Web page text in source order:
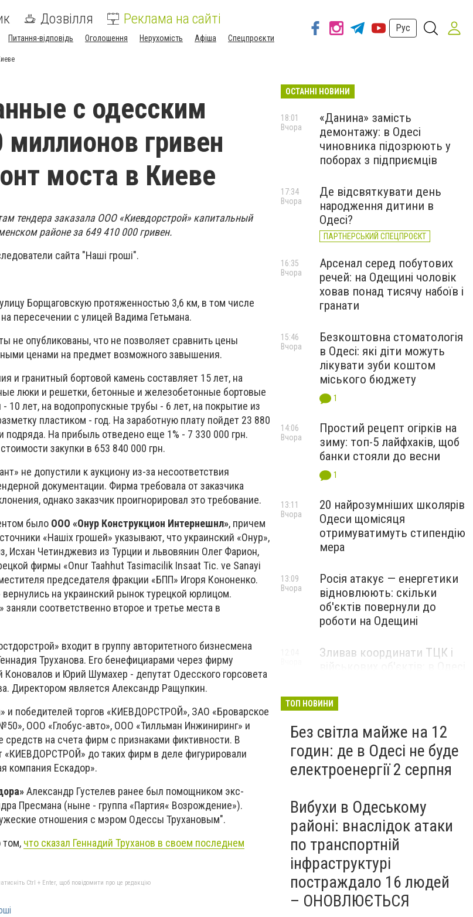
Дозвілля Реклама на сайті
Питання-відповідь Оголошення Нерухомість Афіша Спецпроєкти
Рус
с одесским
гривен
моста в Киеве
тендера заказала ООО «Киевдорстрой» капитальный
районе за 649 410 000 гривен.
сайта "Наші гроші".
Борщаговскую протяженностью 3,6 км, в том числе
пересечении с улицей Вадима Гетьмана.
не опубликованы, что не позволяет сравнить цены
ценами на предмет возможного завышения.
и гранитный бортовой камень составляет 15 лет, на
люки и решетки, бетонные и железобетонные бортовые
10 лет, на водопропускные трубы - 6 лет, на покрытие из
пластиком - год. На заработную плату пойдет 23 880
подряда. На прибыль отведено еще 1% - 7 330 000 грн.
закупки в 653 840 000 грн.
не допустили к аукциону из-за несоответствия
документации. Фирма требовала от заказчика
однако заказчик проигнорировал это требование.
было ООО «Онур Конструкцион Интернешнл», причем
«Нашіх грошей» указывают, что украинский «Онур»,
Исхан Четинджевиз из Турции и львовянин Олег Фарион,
фирмы «Onur Taahhut Tasimacilik Insaat Tic. ve Sanayi
председателя фракции «БПП» Игоря Кононенко.
на украинский рынок турецкой юрлицом.
заняли соответственно второе и третье места в
входит в группу авторитетного бизнесмена
Труханова. Его бенефициарами через фирму
Коновалов и Юрий Шумахер - депутат Одесского горсовета
Директором является Александр Ращупкин.
и победителей торгов «КИЕВДОРСТРОЙ», ЗАО «Броварское
ООО «Глобус-авто», ООО «Тилльман Инжиниринг» и
на счета фирм с признаками фиктивности. В
«КИЕВДОРСТРОЙ» до таких фирм в деле фигурировали
компания Ескадор».
Александр Густелев ранее был помощником экс-
Пресмана (ныне - группа «Партия« Возрождение»).
отношения с мэром Одессы Трухановым".
том, что сказал Геннадий Труханов в своем последнем
Ctrl + Enter, щоб повідомити про це редакцію
ОСТАННІ НОВИНИ
«Данина» замість
демонтажу: в Одесі
чиновника підозрюють у
поборах з підприємців
18:01
Вчора
Де відсвяткувати день
народження дитини в
Одесі?
ПАРТНЕРСЬКИЙ СПЕЦПРОЄКТ
17:34
Вчора
Арсенал серед побутових
речей: на Одещині чоловік
ховав понад тисячу набоїв і
гранати
16:35
Вчора
Безкоштовна стоматологія
в Одесі: які діти можуть
лікувати зуби коштом
міського бюджету
1
15:46
Вчора
Простий рецепт огірків на
зиму: топ-5 лайфхаків, щоб
банки стояли до весни
1
14:06
Вчора
20 найрозумніших школярів
Одеси щомісяця
отримуватимуть стипендію
мера
13:11
Вчора
Росія атакує — енергетики
відновлюють: скільки
об'єктів повернули до
роботи на Одещині
13:09
Вчора
Зливав координати ТЦК і
ТОП НОВИНИ
Без світла майже на 12
годин: де в Одесі не буде
електроенергії 2 серпня
Вибухи в Одеському
районі: внаслідок атаки
по транспортній
інфраструктурі
постраждало 16 людей
– ОНОВЛЮЄТЬСЯ